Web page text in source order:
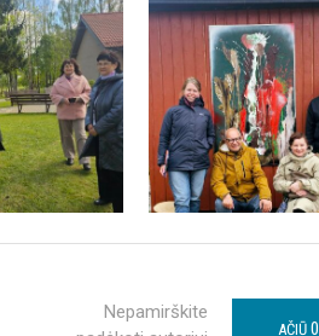
Nepamirškite
AČIŪ 0